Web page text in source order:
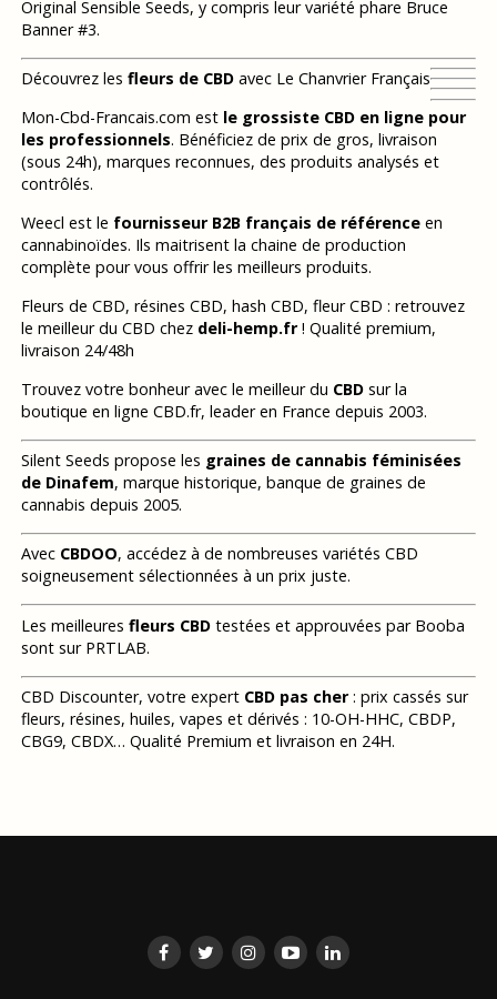
Original Sensible Seeds, y compris leur variété phare Bruce
Banner #3.
Découvrez les fleurs de CBDavec Le Chanvrier Français
Mon-Cbd-Francais.com est le grossiste CBD en ligne pour
les professionnels. Bénéficiez de prix de gros, livraison
(sous 24h), marques reconnues, des produits analysés et
contrôlés.
Weecl est le fournisseur B2B français de référenceen
cannabinoïdes. Ils maitrisent la chaine de production
complète pour vous offrir les meilleurs produits.
Fleurs de CBD, résines CBD, hash CBD, fleur CBD : retrouvez
le meilleur du CBD chez deli-hemp.fr! Qualité premium,
livraison 24/48h
Trouvez votre bonheur avec le meilleur du CBDsur la
boutique en ligne CBD.fr, leader en France depuis 2003.
Silent Seeds propose les graines de cannabis féminisées
de Dinafem, marque historique, banque de graines de
cannabis depuis 2005.
Avec CBDOO, accédez à de nombreuses variétés CBD
soigneusement sélectionnées à un prix juste.
Les meilleures fleurs CBDtestées et approuvées par Booba
sont sur PRTLAB.
CBD Discounter, votre expert CBD pas cher: prix cassés sur
fleurs, résines, huiles, vapes et dérivés : 10-OH-HHC, CBDP,
CBG9, CBDX… Qualité Premium et livraison en 24H.